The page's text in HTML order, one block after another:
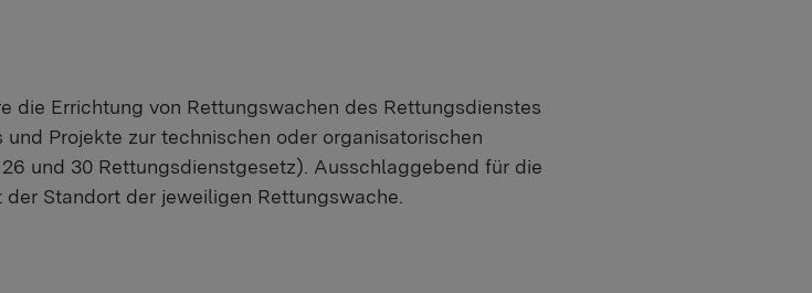
die Errichtung von Rettungswachen des Rettungsdienstes
Projekte zur technischen oder organisatorischen
und 30 Rettungsdienstgesetz). Ausschlaggebend für die
Standort der jeweiligen Rettungswache.